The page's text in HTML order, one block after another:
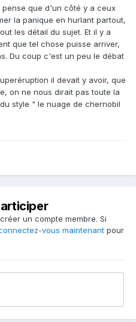
que d'un côté y a ceux
la panique en hurlant partout,
les détail du sujet. Et il y a
que tel chose puisse arriver,
Du coup c'est un peu le débat
il devait y avoir, que
on ne nous dirait pas toute la
style " le nuage de chernobil
un compte membre. Si
vous maintenant pour